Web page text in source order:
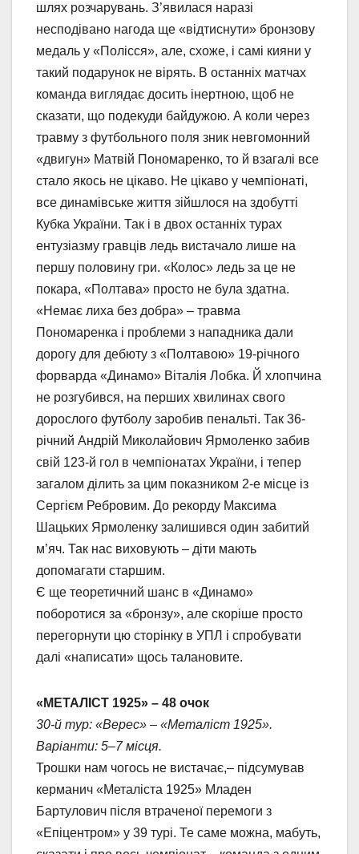
шлях розчарувань. З’явилася наразі
несподівано нагода ще «відтиснути» бронзову
медаль у «Полісся», але, схоже, і самі кияни у
такий подарунок не вірять. В останніх матчах
команда виглядає досить інертною, щоб не
сказати, що подекуди байдужою. А коли через
травму з футбольного поля зник невгомонний
«двигун» Матвій Пономаренко, то й взагалі все
стало якось не цікаво. Не цікаво у чемпіонаті,
все динамівське життя зійшлося на здобутті
Кубка України. Так і в двох останніх турах
ентузіазму гравців ледь вистачало лише на
першу половину гри. «Колос» ледь за це не
покара, «Полтава» просто не була здатна.
«Немає лиха без добра» – травма
Пономаренка і проблеми з нападника дали
дорогу для дебюту з «Полтавою» 19-річного
форварда «Динамо» Віталія Лобка. Й хлопчина
не розгубився, на перших хвилинах свого
дорослого футболу заробив пенальті. Так 36-
річний Андрій Миколайович Ярмоленко забив
свій 123-й гол в чемпіонатах України, і тепер
загалом ділить за цим показником 2-е місце із
Сергієм Ребровим. До рекорду Максима
Шацьких Ярмоленку залишився один забитий
м’яч. Так нас виховують – діти мають
допомагати старшим.
Є ще теоретичний шанс в «Динамо»
поборотися за «бронзу», але скоріше просто
перегорнути цю сторінку в УПЛ і спробувати
далі «написати» щось талановите.
«МЕТАЛІСТ 1925» – 48 очок
30-й тур: «Верес» – «Металіст 1925».
Варіанти: 5–7 місця.
Трошки нам чогось не вистачає,– підсумував
керманич «Металіста 1925» Младен
Бартулович після втраченої перемоги з
«Епіцентром» у 39 турі. Те саме можна, мабуть,